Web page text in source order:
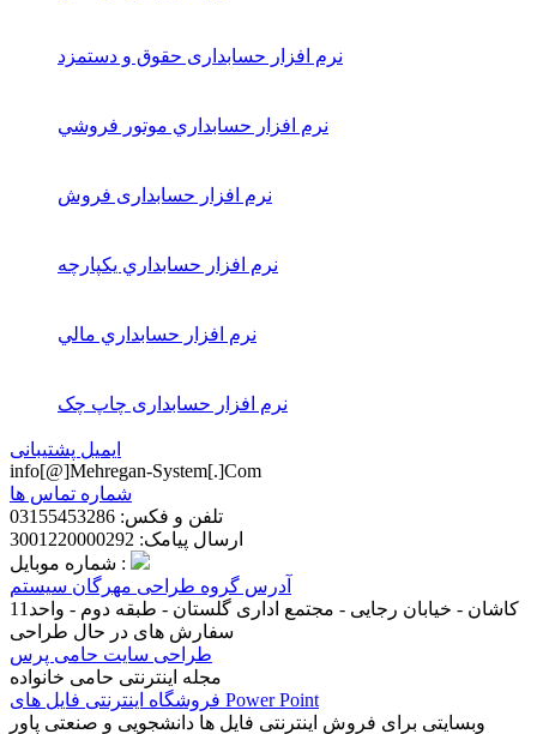
نرم افزار حسابداری حقوق و دستمزد
نرم افزار حسابداري موتور فروشي
نرم افزار حسابداری فروش
نرم افزار حسابداري يكپارچه
نرم افزار حسابداري مالي
نرم افزار حسابداری چاپ چک
ایمیل پشتیبانی
info[@]Mehregan-System[.]Com
شماره تماس ها
تلفن و فکس: 03155453286
ارسال پیامک: 3001220000292
شماره موبایل :
آدرس گروه طراحی مهرگان سیستم
کاشان - خیابان رجایی - مجتمع اداری گلستان - طبقه دوم - واحد11
سفارش های در حال طراحی
طراحی سایت حامی پرس
مجله اینترنتی حامی خانواده
فروشگاه اینترنتی فایل های Power Point
وبسایتی برای فروش اینترنتی فایل ها دانشجویی و صنعتی پاور